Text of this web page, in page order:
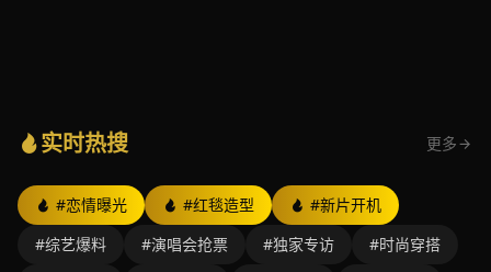
实时热搜 更多
#恋情曝光 #红毯造型
#新片开机
#综艺爆料
#演唱会抢票 #独家专访
#时尚穿搭